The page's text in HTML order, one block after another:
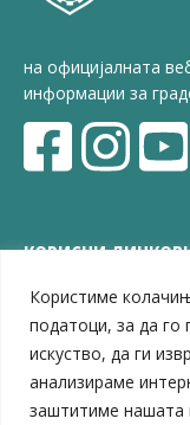
Користиме
податоци, за да
искуство, да ги
анализираме
заштитиме нашата
на официјалната
информации за
КОРИСНИ
ЗЕЛС – Заедница на
Центар за развој
Јавно комунално
ЈПССО „Парк –
ЛБ „Гоце Делчев“